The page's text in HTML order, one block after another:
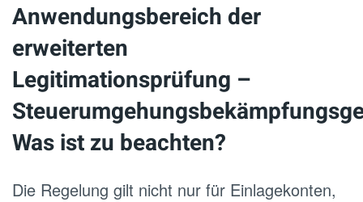
Anwendungsbereich der
erweiterten
Legitimationsprüfung –
Was ist zu beachten?
Die Regelung gilt nicht nur für Einlagekonten,